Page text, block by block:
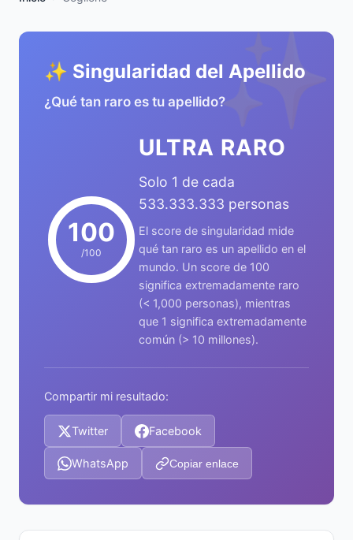
✨
✨ Singularidad del Apellido
¿Qué tan raro es tu apellido?
100
/100
ULTRA RARO
Solo 1 de cada
533.333.333 personas
El score de singularidad mide
qué tan raro es un apellido en el
mundo. Un score de 100
significa extremadamente raro
(< 1,000 personas), mientras
que 1 significa extremadamente
común (> 10 millones).
Compartir mi resultado:
Twitter Facebook
WhatsApp Copiar enlace